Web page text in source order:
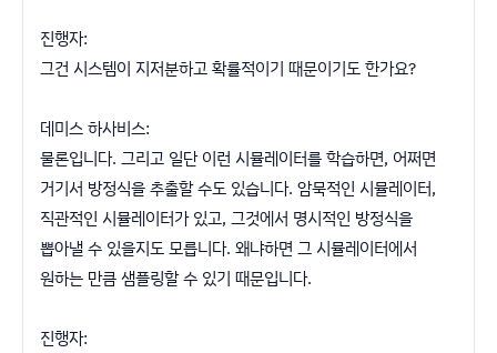
진행자:
그건 시스템이 지저분하고 확률적이기 때문이기도 한가요?
데미스 하사비스:
물론입니다. 그리고 일단 이런 시뮬레이터를 학습하면, 어쩌면
거기서 방정식을 추출할 수도 있습니다. 암묵적인 시뮬레이터,
직관적인 시뮬레이터가 있고, 그것에서 명시적인 방정식을
뽑아낼 수 있을지도 모릅니다. 왜냐하면 그 시뮬레이터에서
원하는 만큼 샘플링할 수 있기 때문입니다.
진행자: